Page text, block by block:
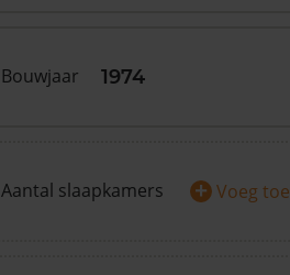
Bouwjaar 1974
Aantal slaapkamers + Voeg toe